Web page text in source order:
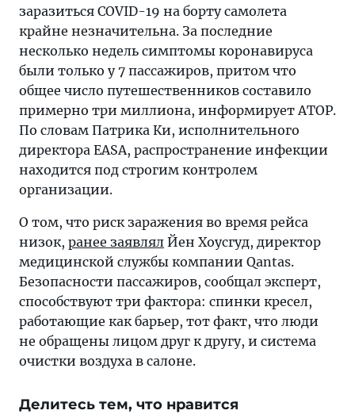
заразиться COVID-19 на борту самолета
крайне незначительна. За последние
несколько недель симптомы коронавируса
были только у 7 пассажиров, притом что
общее число путешественников составило
примерно три миллиона, информирует АТОР.
По словам Патрика Ки, исполнительного
директора EASA, распространение инфекции
находится под строгим контролем
организации.
О том, что риск заражения во время рейса
низок, ранее заявлял Йен Хоусгуд, директор
медицинской службы компании Qantas.
Безопасности пассажиров, сообщал эксперт,
способствуют три фактора: спинки кресел,
работающие как барьер, тот факт, что люди
не обращены лицом друг к другу, и система
очистки воздуха в салоне.
Делитесь тем, что нравится